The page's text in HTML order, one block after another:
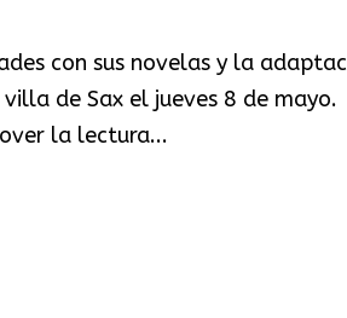
con sus novelas y la
villa de Sax el jueves 8 de
la lectura...